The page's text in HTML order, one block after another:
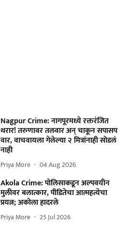
Nagpur Crime: नागपूरमध्ये रक्तरंजित
थरार! तरुणावर तलवार अन् चाकून सपासप
वार, वाचवायला गेलेल्या २ मित्रांनाही सोडलं
नाही
Priya More 04 Aug 2026
Akola Crime: पोलिसाकडून अल्पवयीन
मुलीवर बलात्कार, पीडितेचा आत्महत्येचा
प्रयत्न; अकोला हादरले
Priya More 25 Jul 2026